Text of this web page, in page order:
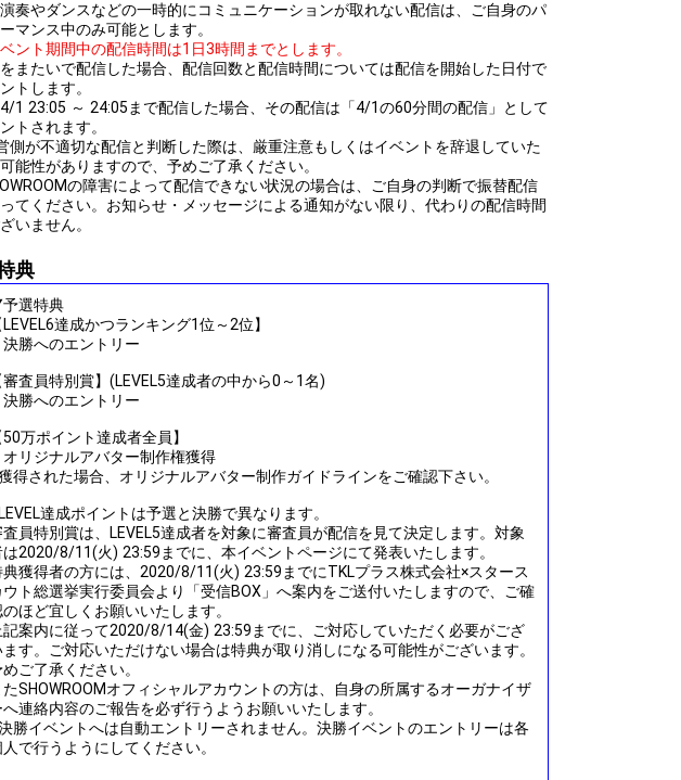
奏やダンスなどの一時的にコミュニケーションが取れない配信は、ご自身のパ
マンス中のみ可能とします。
ベント期間中の配信時間は1日3時間までとします。
またいで配信した場合、配信回数と配信時間については配信を開始した日付で
トします。
1 23:05 ～ 24:05まで配信した場合、その配信は「4/1の60分間の配信」として
トされます。
側が不適切な配信と判断した際は、厳重注意もしくはイベントを辞退していた
能性がありますので、予めご了承ください。
の障害によって配信できない状況の場合は、ご自身の判断で振替配信
てください。お知らせ・メッセージによる通知がない限り、代わりの配信時間
いません。
典
選特典
LEVEL6達成かつランキング1位～2位】
決勝へのエントリー
審査員特別賞】(LEVEL5達成者の中から0～1名)
決勝へのエントリー
50万ポイント達成者全員】
オリジナルアバター制作権獲得
得された場合、オリジナルアバター制作ガイドラインをご確認下さい。
達成ポイントは予選と決勝で異なります。
査員特別賞は、LEVEL5達成者を対象に審査員が配信を見て決定します。対象
は2020/8/11(火) 23:59までに、本イベントページにて発表いたします。
典獲得者の方には、2020/8/11(火) 23:59までにTKLプラス株式会社×スタース
ウト総選挙実行委員会より「受信BOX」へ案内をご送付いたしますので、ご確
ほど宜しくお願いいたします。
記案内に従って2020/8/14(金) 23:59までに、ご対応していただく必要がござ
ます。ご対応いただけない場合は特典が取り消しになる可能性がございます。
ご了承ください。
たSHOWROOMオフィシャルアカウントの方は、自身の所属するオーガナイザ
へ連絡内容のご報告を必ず行うようお願いいたします。
勝イベントへは自動エントリーされません。決勝イベントのエントリーは各
で行うようにしてください。